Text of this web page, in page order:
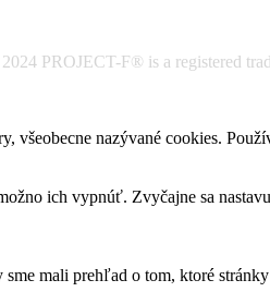
PROJECT-F® is a registered
všeobecne nazývané cookies.
ich vypnúť. Zvyčajne sa
mali prehľad o tom, ktoré